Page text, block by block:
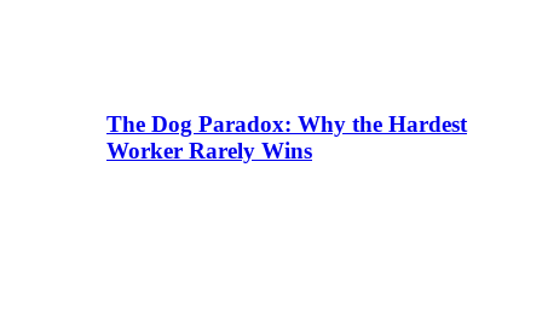
The Dog Paradox: Why the Hardest
Worker Rarely Wins